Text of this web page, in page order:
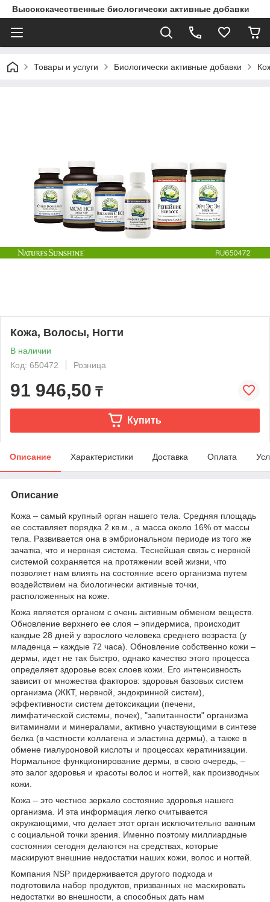
Высококачественные биологически активные добавки
Товары и услуги Биологически активные добавки
Кожа, Волосы, Ногти
В наличии
Код: 650472
Розница
91 946,50 ₸
Купить
Описание Характеристики Доставка Оплата
Описание
Кожа – самый крупный орган нашего тела. Средняя площадь
ее составляет порядка 2 кв.м., а масса около 16% от массы
тела. Развивается она в эмбриональном периоде из того же
зачатка, что и нервная система. Теснейшая связь с нервной
системой сохраняется на протяжении всей жизни, что
позволяет нам влиять на состояние всего организма путем
воздействием на биологически активные точки,
расположенных на коже.
Кожа является органом с очень активным обменом веществ.
Обновление верхнего ее слоя – эпидермиса, происходит
каждые 28 дней у взрослого человека среднего возраста (у
младенца – каждые 72 часа). Обновление собственно кожи –
дермы, идет не так быстро, однако качество этого процесса
определяет здоровье всех слоев кожи. Его интенсивность
зависит от множества факторов: здоровья базовых систем
организма (ЖКТ, нервной, эндокринной систем),
эффективности систем детоксикации (печени,
лимфатической системы, почек), "запитанности" организма
витаминами и минералами, активно участвующими в синтезе
белка (в частности коллагена и эластина дермы), а также в
обмене гиалуроновой кислоты и процессах кератинизации.
Нормальное функционирование дермы, в свою очередь, –
это залог здоровья и красоты волос и ногтей, как производных
кожи.
Кожа – это честное зеркало состояние здоровья нашего
организма. И эта информация легко считывается
окружающими, что делает этот орган исключительно важным
с социальной точки зрения. Именно поэтому миллиардные
состояния сегодня делаются на средствах, которые
маскируют внешние недостатки наших кожи, волос и ногтей.
Компания NSP придерживается другого подхода и
подготовила набор продуктов, призванных не маскировать
недостатки во внешности, а способных дать нам